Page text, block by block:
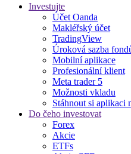
Investujte
Účet Oanda
Makléřský účet
TradingView
Úroková sazba
Mobilní aplikace
Profesionální klient
Meta trader 5
Možnosti vkladu
Stáhnout si aplikaci
Do čeho investovat
Forex
Akcie
ETFs